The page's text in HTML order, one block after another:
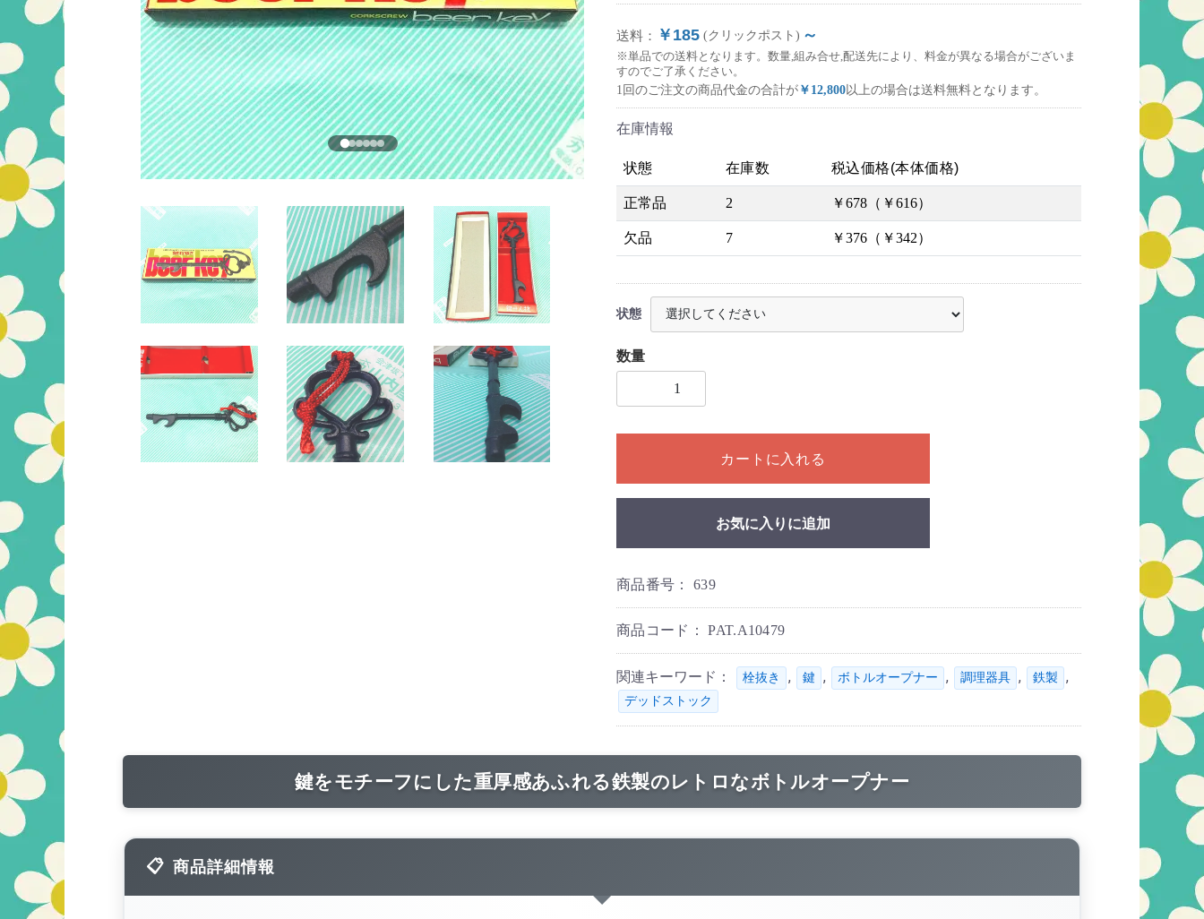
送料： ￥185 (クリックポスト) ～
※単品での送料となります。数量,組み合せ,配送先により、料金が異なる場合がございま
すのでご了承ください。
1回のご注文の商品代金の合計が ￥12,800以上の場合は送料無料となります。
在庫情報
状態 在庫数 税込価格(本体価格)
正常品 2 ￥678（￥616）
欠品 7 ￥376（￥342）
状態
数量
1個以上の数量を入力してください
カートに入れる
お気に入りに追加
商品番号： 639
商品コード：PAT.A10479
関連キーワード： 栓抜き , 鍵 , ボトルオープナー , 調理器具 , 鉄製 ,
デッドストック
鍵をモチーフにした重厚感あふれる鉄製のレトロなボトルオープナー
商品詳細情報